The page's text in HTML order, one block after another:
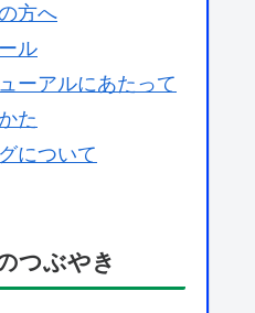
方へ
ル
ーアルにあたって
た
について
つぶやき